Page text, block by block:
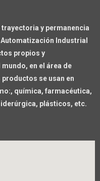
y permanencia
Industrial
propios y
en el área de
se usan en
química, farmacéutica,
plásticos, etc.